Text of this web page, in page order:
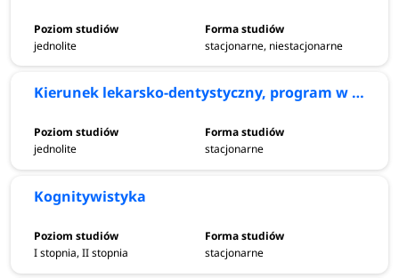
jednolite stacjonarne, niestacjonarne
Kierunek lekarsko-dentystyczny, program w języku angielskim
jednolite stacjonarne
Kognitywistyka
I stopnia, II stopnia stacjonarne